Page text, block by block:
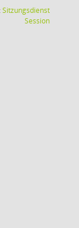
Sitzungsdienst
Session(Wird in